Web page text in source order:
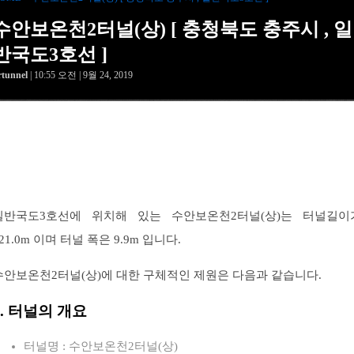
안보온천2터널(상) [ 충청북도 충주시 , 일
국도3호선 ]
| 10:55 오전 | 9월 24, 2019
반국도3호선에 위치해 있는 수안보온천2터널(상)는 터널길이
이며 터널 폭은 9.9m 입니다.
안보온천2터널(상)에 대한 구체적인 제원은 다음과 같습니다.
터널의 개요
터널명 : 수안보온천2터널(상)